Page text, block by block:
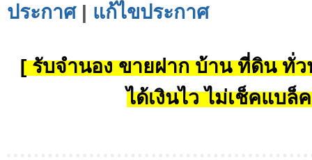
ประกาศ| แก้ไขประกาศ
[ รับจำนอง ขายฝาก บ้าน ที่ดิน ทั่ว
ได้เงินไว ไม่เช็คแบล็